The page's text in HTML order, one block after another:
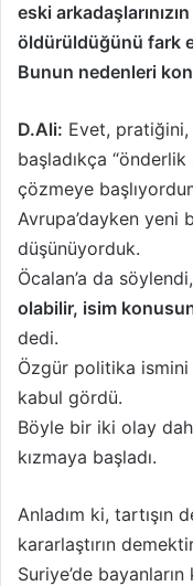
eski
öldürüldüğünü fark
Bunun nedenleri
D.Ali: Evet, pratiğini,
başladıkça
çözmeye
Avrupa’dayken yeni
düşünüyorduk.
Öcalan’a da söylendi,
olabilir, isim
dedi.
Özgür politika ismini
kabul gördü.
Böyle bir iki olay
kızmaya başladı.
Anladım ki, tartışın
kararlaştırın
Suriye’de